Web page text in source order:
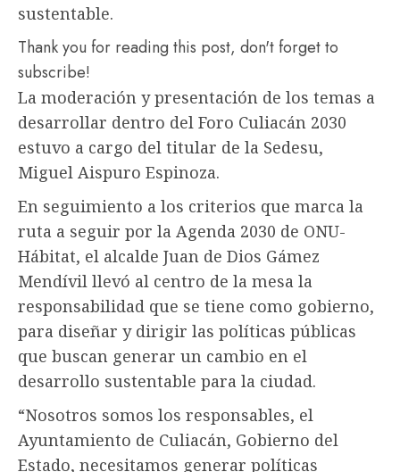
sustentable.
Thank you for reading this post, don't forget to
subscribe!
La moderación y presentación de los temas a
desarrollar dentro del Foro Culiacán 2030
estuvo a cargo del titular de la Sedesu,
Miguel Aispuro Espinoza.
En seguimiento a los criterios que marca la
ruta a seguir por la Agenda 2030 de ONU-
Hábitat, el alcalde Juan de Dios Gámez
Mendívil llevó al centro de la mesa la
responsabilidad que se tiene como gobierno,
para diseñar y dirigir las políticas públicas
que buscan generar un cambio en el
desarrollo sustentable para la ciudad.
“Nosotros somos los responsables, el
Ayuntamiento de Culiacán, Gobierno del
Estado, necesitamos generar políticas